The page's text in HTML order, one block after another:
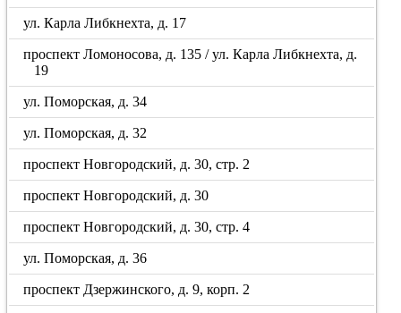
ул. Карла Либкнехта, д. 17
проспект Ломоносова, д. 135 / ул. Карла Либкнехта, д.
19
ул. Поморская, д. 34
ул. Поморская, д. 32
проспект Новгородский, д. 30, стр. 2
проспект Новгородский, д. 30
проспект Новгородский, д. 30, стр. 4
ул. Поморская, д. 36
проспект Дзержинского, д. 9, корп. 2